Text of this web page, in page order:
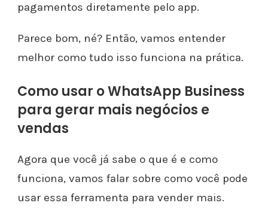
pagamentos diretamente pelo app.
Parece bom, né? Então, vamos entender
melhor como tudo isso funciona na prática.
Como usar o WhatsApp Business
para gerar mais negócios e
vendas
Agora que você já sabe o que é e como
funciona, vamos falar sobre como você pode
usar essa ferramenta para vender mais.